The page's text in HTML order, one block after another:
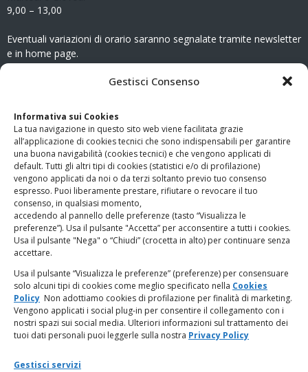
Gestisci Consenso
Informativa sui Cookies
La tua navigazione in questo sito web viene facilitata grazie
all’applicazione di cookies tecnici che sono indispensabili per garantire
una buona navigabilità (cookies tecnici) e che vengono applicati di
default. Tutti gli altri tipi di cookies (statistici e/o di profilazione)
vengono applicati da noi o da terzi soltanto previo tuo consenso
espresso. Puoi liberamente prestare, rifiutare o revocare il tuo
consenso, in qualsiasi momento,
accedendo al pannello delle preferenze (tasto “Visualizza le
preferenze”). Usa il pulsante "Accetta” per acconsentire a tutti i cookies.
Usa il pulsante "Nega" o “Chiudi” (crocetta in alto) per continuare senza
accettare.
Usa il pulsante “Visualizza le preferenze” (preferenze) per consensuare
solo alcuni tipi di cookies come meglio specificato nella Cookies
Policy Non adottiamo cookies di profilazione per finalità di marketing.
Vengono applicati i social plug-in per consentire il collegamento con i
nostri spazi sui social media. Ulteriori informazioni sul trattamento dei
tuoi dati personali puoi leggerle sulla nostra Privacy Policy
Gestisci servizi
9,00 – 13,00
Eventuali variazioni di orario saranno segnalate tramite newsletter
e in home page.
www.odg.toscana.it – testata registrata presso il Tribunale di
Firenze al nr. 5208 dell’ 08.10.2002. Direttore responsabile:
Giampaolo Marchini – C.F. 80005790482
LINK UTILI
PagoPA
Privacy Policy
Regolamento categorie particolari di dati personali e dati
giudiziari
Amministrazione Trasparente